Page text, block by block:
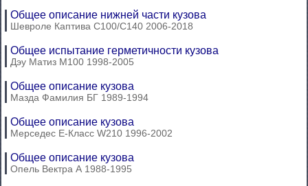
Общее описание нижней части кузова
Шевроле Каптива С100/С140 2006-2018
Общее испытание герметичности кузова
Дэу Матиз М100 1998-2005
Общее описание кузова
Мазда Фамилия БГ 1989-1994
Общее описание кузова
Мерседес E-Класс W210 1996-2002
Общее описание кузова
Опель Вектра А 1988-1995